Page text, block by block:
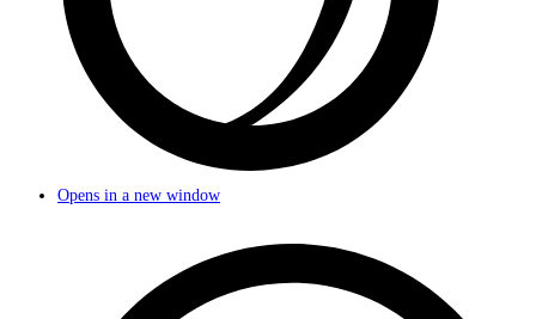
Opens in a new window